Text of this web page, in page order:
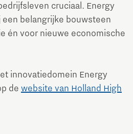
cruciaal. Energy
een belangrijke bouwsteen
én voor nieuwe economische
innovatiedomein Energy
de website van Holland High